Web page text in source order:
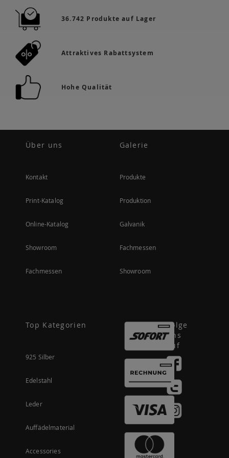
36.742 Produkte auf Lager
Attraktives Rabattsystem
Hohe Qualität
Über uns
Kontakt
Print-Katalog
Online-Katalog
Showroom
Fachmessen
Galerie
Produkte
Produktion
Galvanik
Fachmessen
Showroom
Top Kategorien
925 Silber
Edelstahl
Leder
Auffädelmaterial
Accessories
Folge
uns
auf